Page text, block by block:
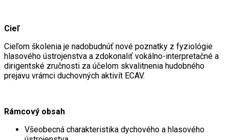
Cieľ
Cieľom školenia je nadobudnúť nové poznatky z fyziológie
hlasového ústrojenstva a zdokonaliť vokálno-interpretačné a
dirigentské zručnosti za účelom skvalitnenia hudobného
prejavu vrámci duchovných aktivít ECAV.
Rámcový obsah
Všeobecná charakteristika dychového a hlasového